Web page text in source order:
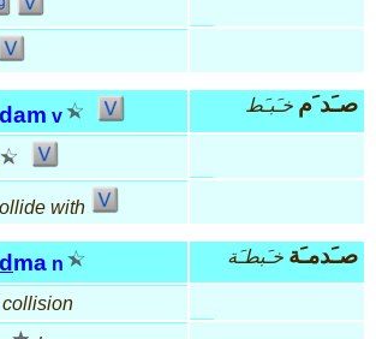
dam v صـَد َم خـَبـَط
with
ma n صـَدمـَة خـَبطـَة
collision